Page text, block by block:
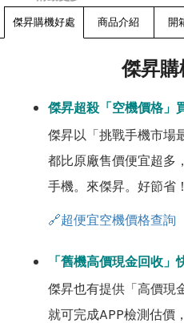
傑昇購機好處 商品介紹 開
傑昇
傑昇超殺「空機價格」
傑昇以「挑戰手機市場
都比原廠售價便宜超多
手機。來傑昇。好節省！
🔗超便宜空機價格查詢
「舊機高價現金回收」
傑昇也有提供「高價現
就可完成APP檢測估價